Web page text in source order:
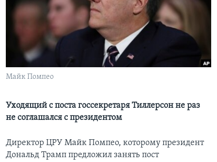
Learning English
СОЦИАЛЬНЫЕ СЕТИ
Майк Помпео
Уходящий с поста госсекретаря Тиллерсон не раз
не соглашался с президентом
Директор ЦРУ Майк Помпео, которому президент
Дональд Трамп предложил занять пост